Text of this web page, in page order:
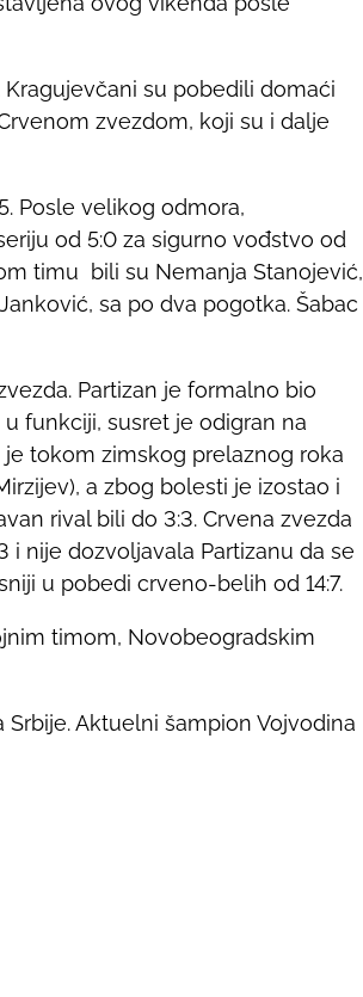
su pobedili domaći
zvezdom, koji su i dalje
Posle velikog odmora,
od 5:0 za sigurno vođstvo od
timu bili su Nemanja Stanojević,
sa po dva pogotka. Šabac
Partizan je formalno bio
funkciji, susret je odigran na
je tokom zimskog prelaznog roka
a zbog bolesti je izostao i
rival bili do 3:3. Crvena zvezda
i nije dozvoljavala Partizanu da se
u pobedi crveno-belih od 14:7.
timom, Novobeogradskim
Aktuelni šampion Vojvodina